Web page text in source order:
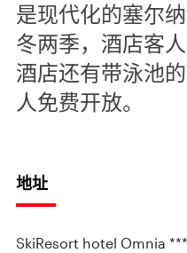
是现代化的塞尔
冬两季，酒店客
酒店还有带泳池
人免费开放。
地址
SkiResort hotel Omnia